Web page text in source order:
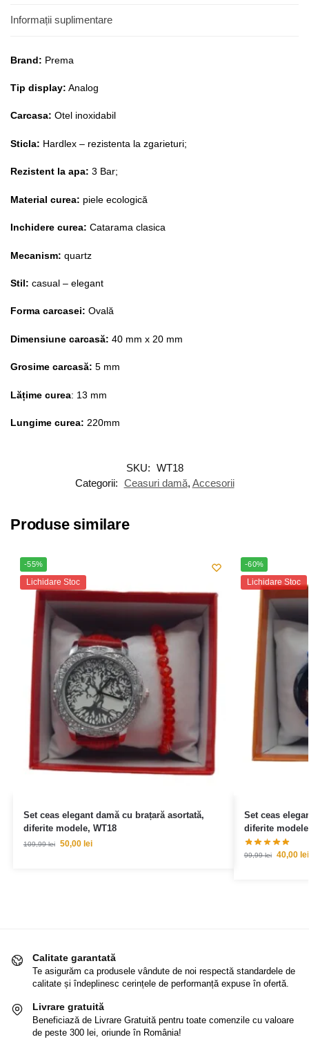
Informații suplimentare
Brand: Prema
Tip display: Analog
Carcasa: Otel inoxidabil
Sticla: Hardlex – rezistenta la zgarieturi;
Rezistent la apa: 3 Bar;
Material curea: piele ecologică
Inchidere curea: Catarama clasica
Mecanism: quartz
Stil: casual – elegant
Forma carcasei: Ovală
Dimensiune carcasă: 40 mm x 20 mm
Grosime carcasă: 5 mm
Lățime curea: 13 mm
Lungime curea: 220mm
SKU: WT18
Categorii: Ceasuri damă, Accesorii
Produse similare
-55%
Lichidare Stoc
Set ceas elegant damă cu brațară asortată,
diferite modele, WT18
109,99lei 50,00 lei
-60%
Lichidare Stoc
Set ceas
diferite
99,99lei 40,00 lei
Calitate garantată
Te asigurăm ca produsele vândute de noi respectă standardele de
calitate și îndeplinesc cerințele de performanță expuse în ofertă.
Livrare gratuită
Beneficiază de Livrare Gratuită pentru toate comenzile cu valoare
de peste 300 lei, oriunde în România!